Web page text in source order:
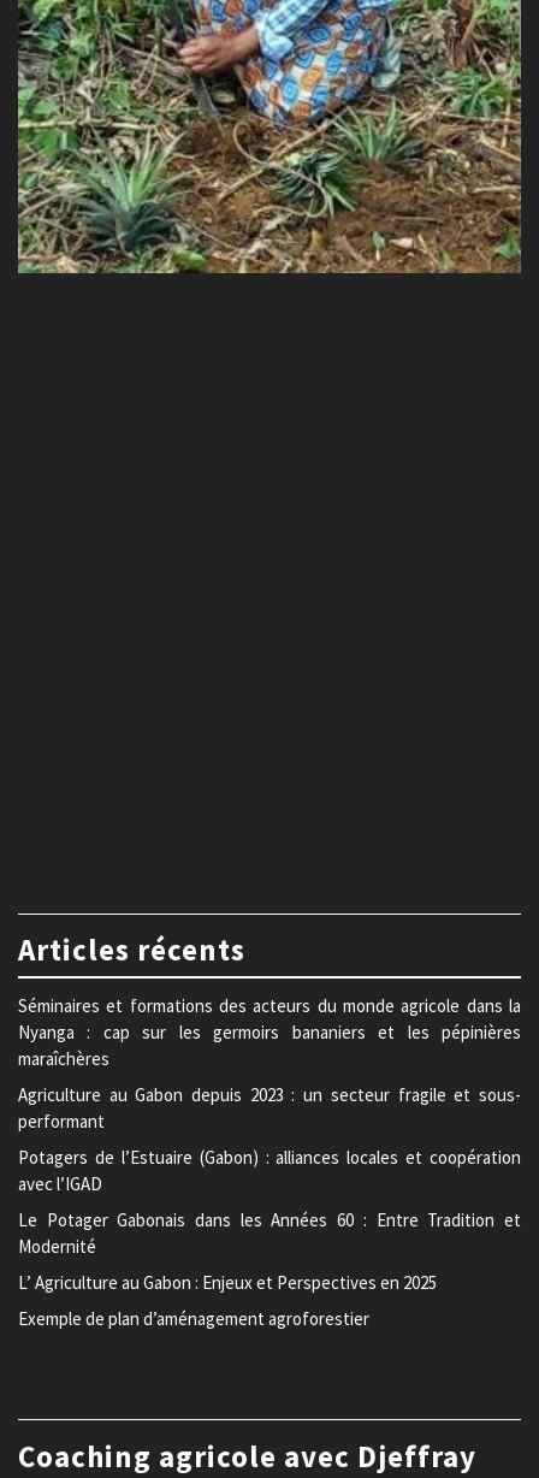
Articles récents
Séminaires et formations des acteurs du monde agricole dans la
Nyanga : cap sur les germoirs bananiers et les pépinières
maraîchères
Agriculture au Gabon depuis 2023 : un secteur fragile et sous-
performant
Potagers de l’Estuaire (Gabon) : alliances locales et coopération
avec l’IGAD
Le Potager Gabonais dans les Années 60 : Entre Tradition et
Modernité
L’ Agriculture au Gabon : Enjeux et Perspectives en 2025
Exemple de plan d’aménagement agroforestier
Coaching agricole avec Djeffray